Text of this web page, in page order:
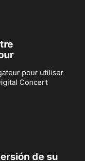
pour utiliser
Concert
de su